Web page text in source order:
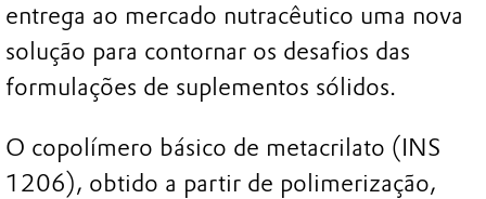
entrega ao mercado nutracêutico uma nova
solução para contornar os desafios das
formulações de suplementos sólidos.
O copolímero básico de metacrilato (INS
1206), obtido a partir de polimerização,